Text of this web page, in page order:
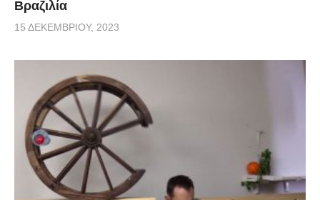
Βραζιλία
15 ΔΕΚΕΜΒΡΊΟΥ, 2023